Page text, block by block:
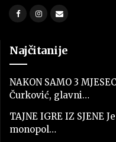
Najčitanije
NAKON SAMO 3
Čurković, glavni…
TAJNE IGRE IZ
monopol…